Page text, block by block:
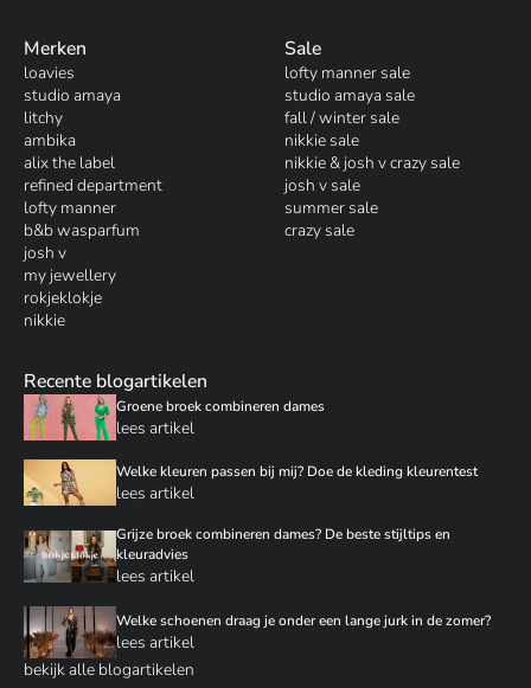
Merken
loavies
studio amaya
litchy
ambika
alix the label
refined department
lofty manner
b&b wasparfum
josh v
my jewellery
rokjeklokje
nikkie
Sale
lofty manner sale
studio amaya sale
fall / winter sale
nikkie sale
nikkie & josh v crazy sale
josh v sale
summer sale
crazy sale
Recente blogartikelen
Groene broek combineren dames
lees artikel
Welke kleuren passen bij mij? Doe de kleding kleurentest
lees artikel
Grijze broek combineren dames? De beste stijltips en
kleuradvies
lees artikel
Welke schoenen draag je onder een lange jurk in de zomer?
lees artikel
bekijk alle blogartikelen